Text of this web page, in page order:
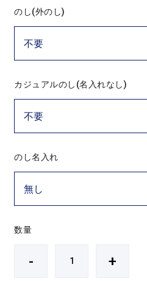
のし(外のし)
カジュアルのし(名入れなし)
のし名入れ
数量
- +